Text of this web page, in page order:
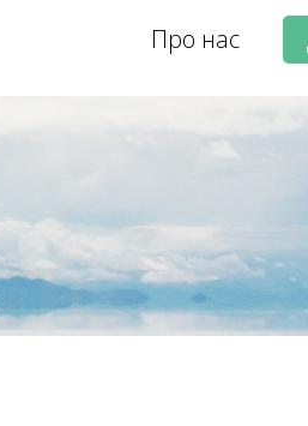
Про нас